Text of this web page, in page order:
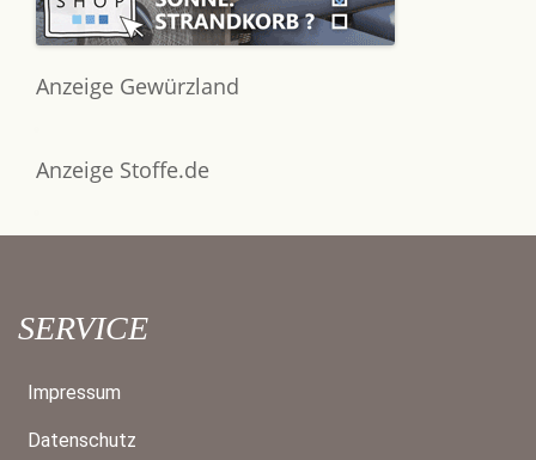
Anzeige Gewürzland
Anzeige Stoffe.de
SERVICE
Impressum
Datenschutz